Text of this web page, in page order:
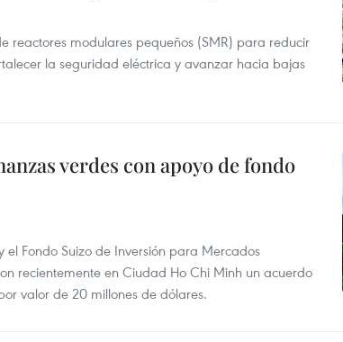
reactores modulares pequeños (SMR) para reducir
la seguridad eléctrica y avanzar hacia bajas
verdes con apoyo de fondo
el Fondo Suizo de Inversión para Mercados
recientemente en Ciudad Ho Chi Minh un acuerdo
valor de 20 millones de dólares.